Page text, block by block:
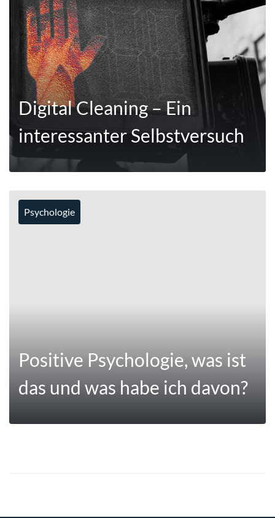
Digital Cleaning – Ein
interessanter Selbstversuch
Psychologie
Positive Psychologie, was ist
das und was habe ich davon?